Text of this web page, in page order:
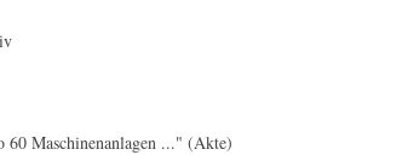
Maschinenanlagen ..." (Akte)